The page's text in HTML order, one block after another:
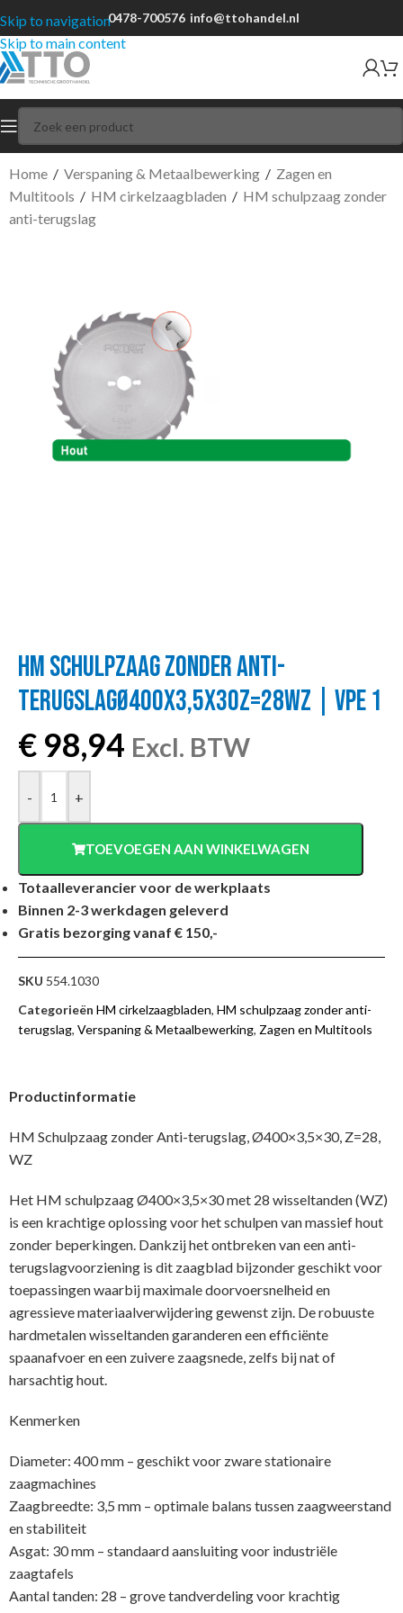
Skip to navigation
Skip to main content
0478-700576 info@ttohandel.nl
Home / Verspaning & Metaalbewerking / Zagen en
Multitools / HM cirkelzaagbladen / HM schulpzaag zonder
anti-terugslag
HM SCHULPZAAG ZONDER ANTI-
TERUGSLAGØ400X3,5X30Z=28WZ | VPE 1
€ 98,94 Excl. BTW
- +
TOEVOEGEN AAN WINKELWAGEN
Totaalleverancier voor de werkplaats
Binnen 2-3 werkdagen geleverd
Gratis bezorging vanaf € 150,-
SKU 554.1030
Categorieën HM cirkelzaagbladen, HM schulpzaag zonder anti-
terugslag, Verspaning & Metaalbewerking, Zagen en Multitools
Productinformatie
HM Schulpzaag zonder Anti-terugslag, Ø400×3,5×30, Z=28,
WZ
Het HM schulpzaag Ø400×3,5×30 met 28 wisseltanden (WZ)
is een krachtige oplossing voor het schulpen van massief hout
zonder beperkingen. Dankzij het ontbreken van een anti-
terugslagvoorziening is dit zaagblad bijzonder geschikt voor
toepassingen waarbij maximale doorvoersnelheid en
agressieve materiaalverwijdering gewenst zijn. De robuuste
hardmetalen wisseltanden garanderen een efficiënte
spaanafvoer en een zuivere zaagsnede, zelfs bij nat of
harsachtig hout.
Kenmerken
Diameter: 400 mm – geschikt voor zware stationaire
zaagmachines
Zaagbreedte: 3,5 mm – optimale balans tussen zaagweerstand
en stabiliteit
Asgat: 30 mm – standaard aansluiting voor industriële
zaagtafels
Aantal tanden: 28 – grove tandverdeling voor krachtig